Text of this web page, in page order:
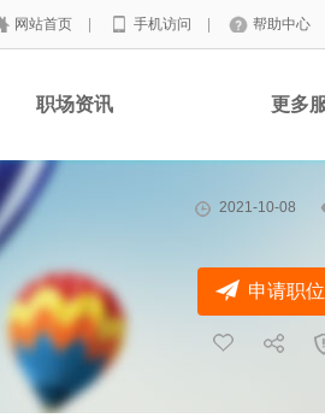
网站首页 手机访问 帮助中心
职场资讯 更多
2021-10-08
申请职位